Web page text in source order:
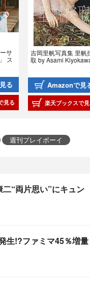
サ
ス
る
見る
吉岡里帆写真集 里帆
取 by Asami
Amazonで見
楽天ブックスで
週刊プレイボーイ
“両片思い”にキュン
生!?ファミマ45％増量